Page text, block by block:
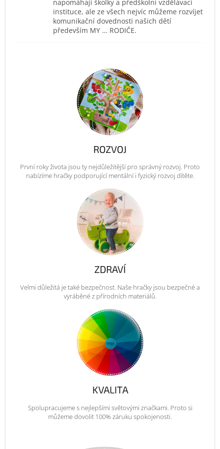
napomáhají školky a předškolní vzdělávací
instituce, ale ze všech nejvíc můžeme rozvíjet
komunikační dovednosti našich dětí
především MY … RODIČE.
ROZVOJ
První roky života jsou ty nejdůležitější pro správný rozvoj. Proto
nabízíme hračky podporující mentální i fyzický rozvoj dítěte.
ZDRAVÍ
Velmi důležitá je také bezpečnost. Naše hračky jsou bezpečné a
vyráběné z přírodních materiálů.
KVALITA
Spolupracujeme s nejlepšími světovými značkami. Proto si
můžeme dovolit 100% záruku spokojenosti.